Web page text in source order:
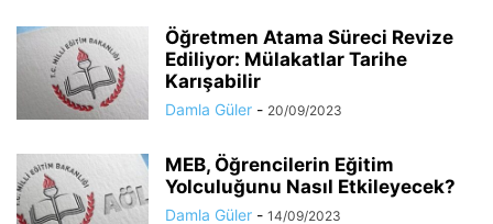
Öğretmen Atama Süreci Revize
Ediliyor: Mülakatlar Tarihe
Karışabilir
Damla Güler - 20/09/2023
MEB, Öğrencilerin Eğitim
Yolculuğunu Nasıl Etkileyecek?
Damla Güler - 14/09/2023